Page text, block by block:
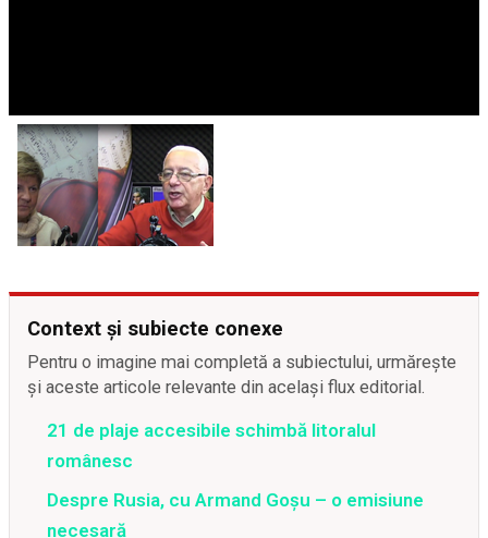
Context și subiecte conexe
Pentru o imagine mai completă a subiectului, urmărește
și aceste articole relevante din același flux editorial.
21 de plaje accesibile schimbă litoralul
românesc
Despre Rusia, cu Armand Goșu – o emisiune
necesară